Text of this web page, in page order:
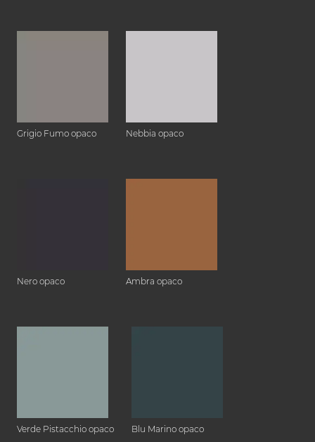
Grigio Fumo opaco Nebbia opaco
Nero opaco Ambra opaco
Verde Pistacchio opaco Blu Marino opaco